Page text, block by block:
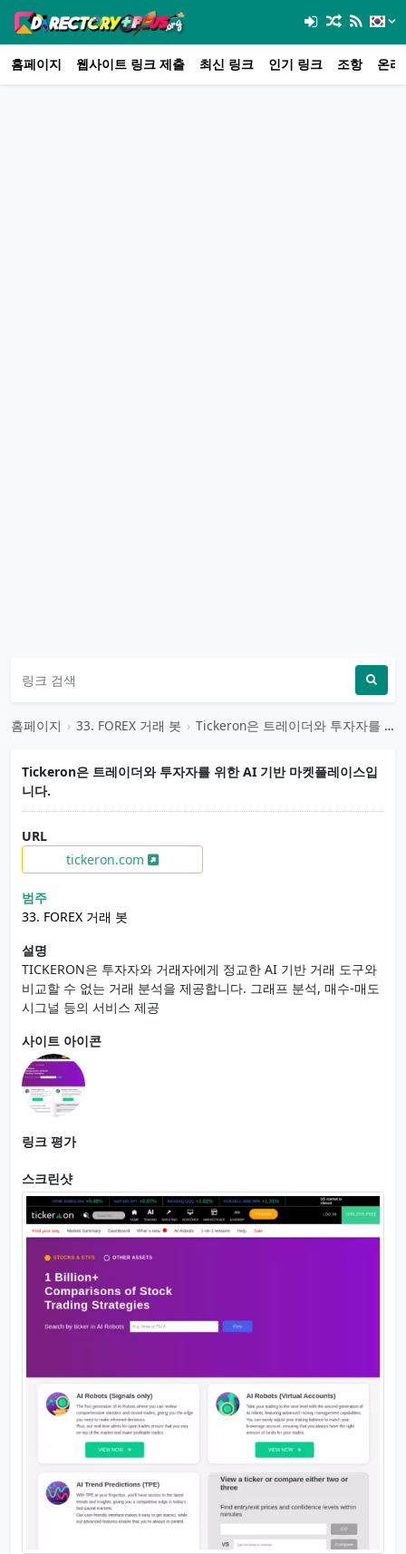
홈페이지 웹사이트 링크 제출 최신 링크 인기 링크 조항 온
홈페이지 › 33. FOREX 거래 봇 › Tickeron은 트레이더와 투자자를 위한 AI 기반 마켓플레이스입니다.
Tickeron은 트레이더와 투자자를 위한 AI 기반 마켓플레이스입
니다.
URL
tickeron.com
범주
33. FOREX 거래 봇
설명
TICKERON은 투자자와 거래자에게 정교한 AI 기반 거래 도구와
비교할 수 없는 거래 분석을 제공합니다. 그래프 분석, 매수-매도
시그널 등의 서비스 제공
사이트 아이콘
링크 평가
스크린샷